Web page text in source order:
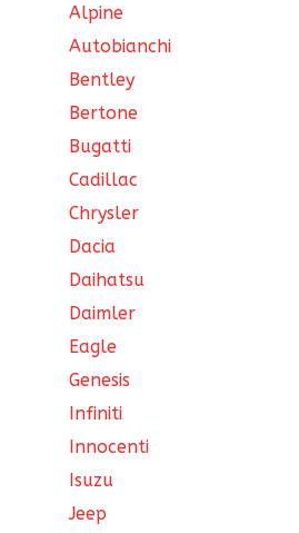
Alpine
Autobianchi
Bentley
Bertone
Bugatti
Cadillac
Chrysler
Dacia
Daihatsu
Daimler
Eagle
Genesis
Infiniti
Innocenti
Isuzu
Jeep